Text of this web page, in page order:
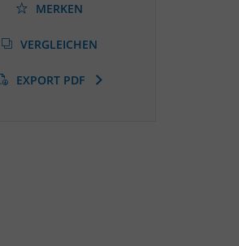
MERKEN
VERGLEICHEN
EXPORT PDF